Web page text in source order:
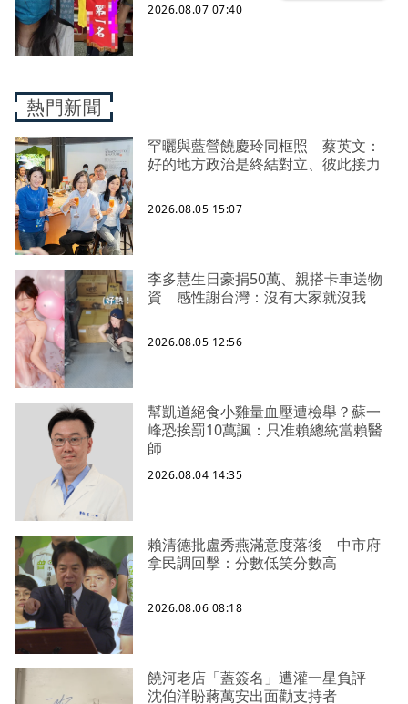
2026.08.07 07:40
熱門新聞
罕曬與藍營饒慶玲同框照 蔡英文：
好的地方政治是終結對立、彼此接力
2026.08.05 15:07
李多慧生日豪捐50萬、親搭卡車送物
資 感性謝台灣：沒有大家就沒我
2026.08.05 12:56
幫凱道絕食小雞量血壓遭檢舉？蘇一
峰恐挨罰10萬諷：只准賴總統當賴醫
師
2026.08.04 14:35
賴清德批盧秀燕滿意度落後 中市府
拿民調回擊：分數低笑分數高
2026.08.06 08:18
饒河老店「蓋簽名」遭灌一星負評
沈伯洋盼蔣萬安出面勸支持者